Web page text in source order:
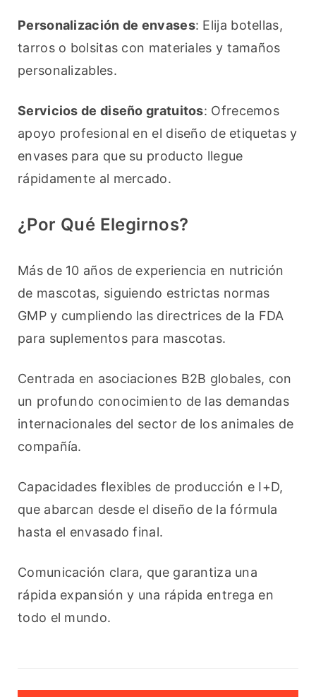
Personalización de envases: Elija botellas,
tarros o bolsitas con materiales y tamaños
personalizables.
Servicios de diseño gratuitos: Ofrecemos
apoyo profesional en el diseño de etiquetas y
envases para que su producto llegue
rápidamente al mercado.
¿Por Qué Elegirnos?
Más de 10 años de experiencia en nutrición
de mascotas, siguiendo estrictas normas
GMP y cumpliendo las directrices de la FDA
para suplementos para mascotas.
Centrada en asociaciones B2B globales, con
un profundo conocimiento de las demandas
internacionales del sector de los animales de
compañía.
Capacidades flexibles de producción e I+D,
que abarcan desde el diseño de la fórmula
hasta el envasado final.
Comunicación clara, que garantiza una
rápida expansión y una rápida entrega en
todo el mundo.